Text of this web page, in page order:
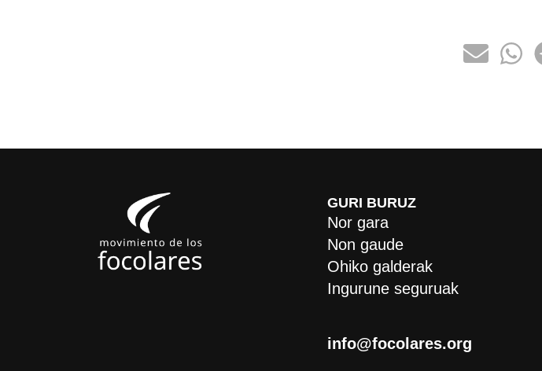
GURI BURUZ
Nor gara
Non gaude
Ohiko galderak
Ingurune seguruak
info@focolares.org